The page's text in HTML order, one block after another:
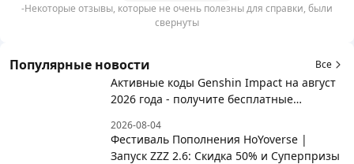
-Некоторые отзывы, которые не очень полезны для справки, были
свернуты
Популярные новости Все
Активные коды Genshin Impact на август
2026 года - получите бесплатные
2026-08-04
Фестиваль Пополнения HoYoverse |
Запуск ZZZ 2.6: Скидка 50% и Суперпризы